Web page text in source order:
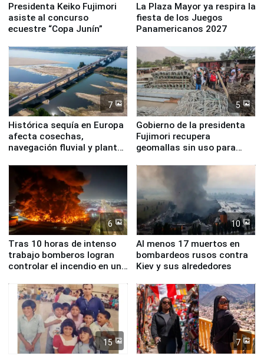
Presidenta Keiko Fujimori
asiste al concurso
ecuestre “Copa Junín”
La Plaza Mayor ya respira la
fiesta de los Juegos
Panamericanos 2027
7
Histórica sequía en Europa
afecta cosechas,
navegación fluvial y plantas
5
Gobierno de la presidenta
Fujimori recupera
geomallas sin uso para
Fenómeno El Niño
6
Tras 10 horas de intenso
trabajo bomberos logran
controlar el incendio en una
de Chile
10
Al menos 17 muertos en
bombardeos rusos contra
Kiev y sus alrededores
15 7